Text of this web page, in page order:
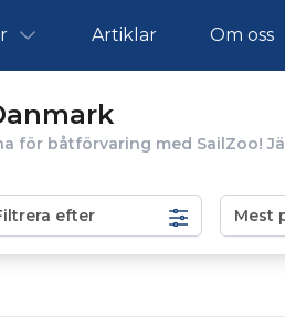
Artiklar Om oss
för båtförvaring med SailZoo!
efter